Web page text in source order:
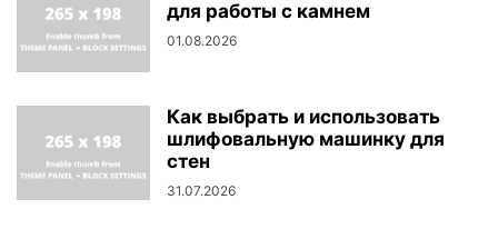
для работы с камнем
01.08.2026
Как выбрать и использовать
шлифовальную машинку для
стен
31.07.2026